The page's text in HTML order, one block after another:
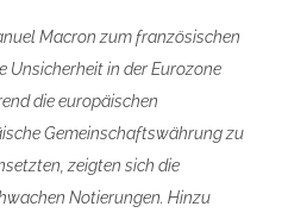
Macron zum französischen
Unsicherheit in der Eurozone
die europäischen
Gemeinschaftswährung zu
zeigten sich die
Notierungen. Hinzu